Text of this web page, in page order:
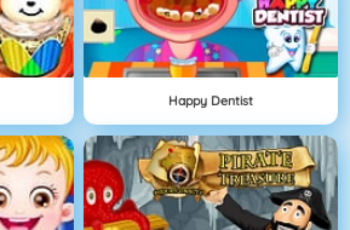
Happy Dentist